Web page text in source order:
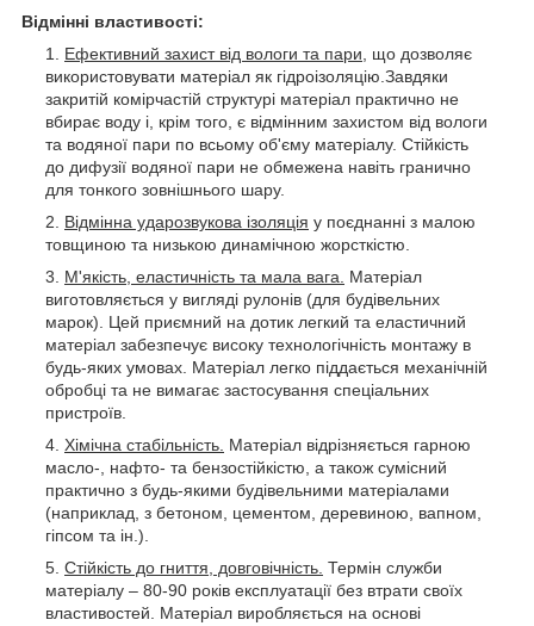
Відмінні властивості:
Ефективний захист від вологи та пари , що дозволяє
використовувати матеріал як гідроізоляцію. Завдяки
закритій комірчастій структурі матеріал практично не
вбирає воду і, крім того, є відмінним захистом від вологи
та водяної пари по всьому об'єму матеріалу. Стійкість
до дифузії водяної пари не обмежена навіть гранично
для тонкого зовнішнього шару.
Відмінна ударозвукова ізоляція у поєднанні з малою
товщиною та низькою динамічною жорсткістю.
М'якість, еластичність та мала вага.
Матеріал
виготовляється у вигляді рулонів (для будівельних
марок). Цей приємний на дотик легкий та еластичний
матеріал забезпечує високу технологічність монтажу в
будь-яких умовах. Матеріал легко піддається механічній
обробці та не вимагає застосування спеціальних
пристроїв.
Хімічна стабільність. Матеріал відрізняється гарною
масло-, нафто- та бензостійкістю, а також сумісний
практично з будь-якими будівельними матеріалами
(наприклад, з бетоном, цементом, деревиною, вапном,
гіпсом та ін.).
Стійкість до гниття, довговічність. Термін служби
матеріалу – 80-90 років експлуатації без втрати своїх
властивостей. Матеріал виробляється на основі